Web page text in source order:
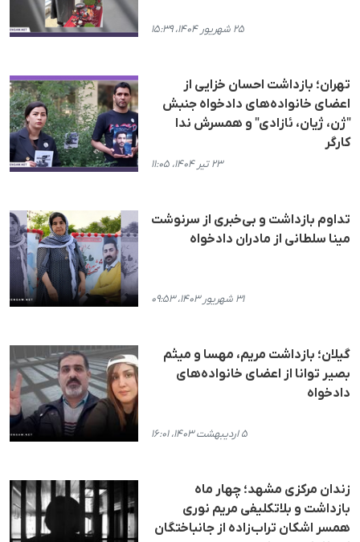
۲۵ شهریور ۱۴۰۴، ۱۵:۳۹
تهران؛ بازداشت احسان خزایی از
اعضای خانواده‌های دادخواه جنبش
"ژن، ژیان، ئازادی" و همسرش ندا
کارگر
۲۳ تیر ۱۴۰۴، ۱۱:۰۵
تداوم بازداشت و بی‌خبری از سرنوشت
مینا سلطانی از مادران دادخواه
۳۱ شهریور ۱۴۰۳، ۰۹:۵۳
گیلان؛ بازداشت مریم، مهسا و میثم
بصیر توانا از اعضای خانواده‌های
دادخواه
۵ اردیبهشت ۱۴۰۳، ۱۶:۰۱
زندان مرکزی مشهد؛ چهار ماه
بازداشت و بلاتکلیفی مریم نوری
همسر اشکان تراب‌زاده از جانباختگان